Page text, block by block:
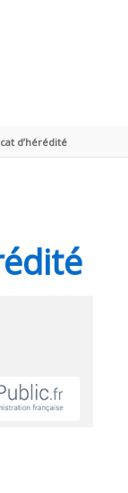
d’hérédité